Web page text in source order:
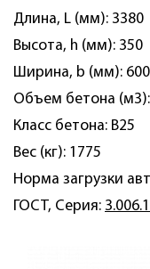
Длина, L (мм): 3380
Высота, h (мм): 350
Ширина, b (мм): 600
Объем бетона (м3):
Класс бетона: B25
Вес (кг): 1775
Норма загрузки
ГОСТ, Серия: